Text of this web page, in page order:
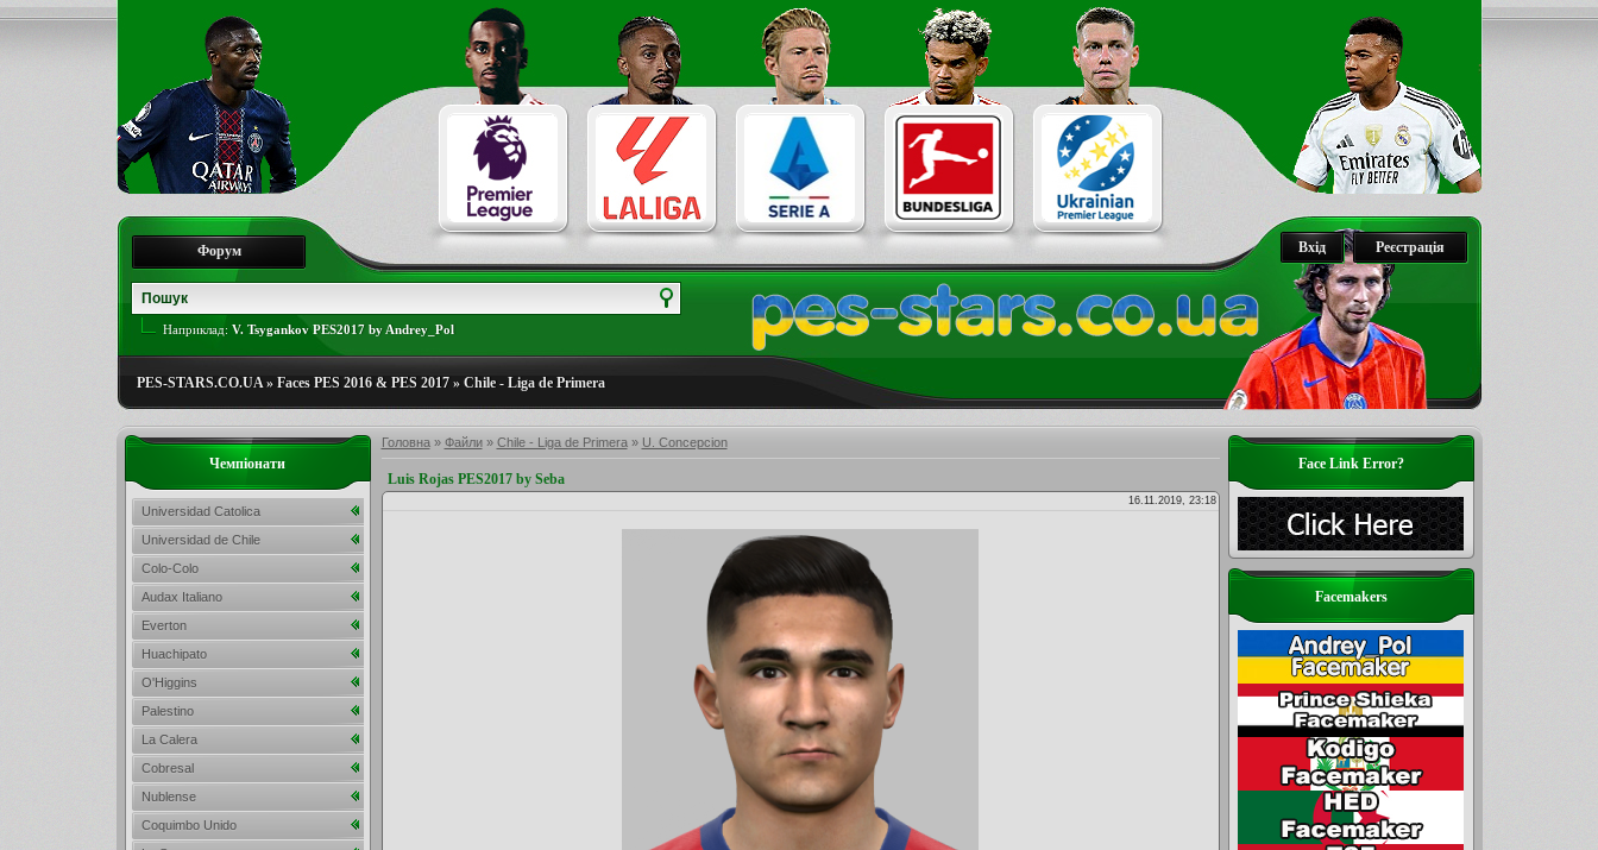
Реєстрація
Вхід
Форум
Наприклад: V. Tsygankov PES2017 by Andrey_Pol
PES-STARS.CO.UA» Faces PES 2016 & PES 2017» Chile - Liga de Primera
Головна» Файли» Chile - Liga de Primera» U. Concepcion
Luis Rojas PES2017 by Seba
16.11.2019, 23:18
Face Link Error?
Facemakers
Чемпіонати
Universidad Catolica
Universidad de Chile
Colo-Colo
Audax Italiano
Everton
Huachipato
O'Higgins
Palestino
La Calera
Cobresal
Nublense
Coquimbo Unido